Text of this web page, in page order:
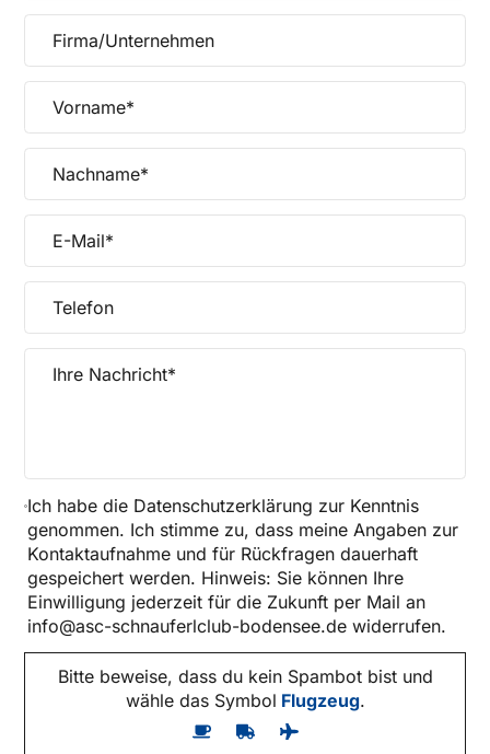
Ich habe die Datenschutzerklärung zur Kenntnis
genommen. Ich stimme zu, dass meine Angaben zur
Kontaktaufnahme und für Rückfragen dauerhaft
gespeichert werden. Hinweis: Sie können Ihre
Einwilligung jederzeit für die Zukunft per Mail an
info@asc-schnauferlclub-bodensee.de widerrufen.
Bitte beweise, dass du kein Spambot bist und
wähle das Symbol Flugzeug.